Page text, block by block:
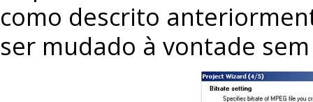
como descrito
ser mudado à vontade